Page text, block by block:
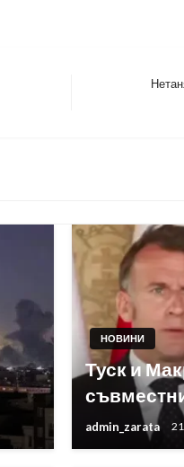
НОВИНИ
Туск и
admin_zarata